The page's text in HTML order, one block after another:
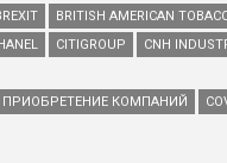
BRITISH AMERICAN
CITIGROUP CNH
ПРИОБРЕТЕНИЕ КОМПАНИЙ